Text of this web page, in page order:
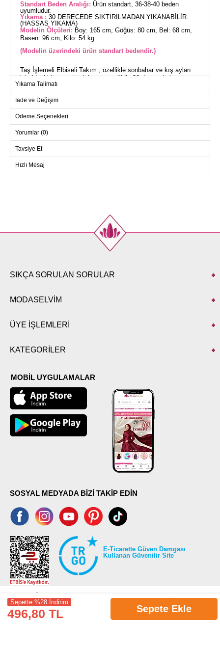
Standart Beden Aralığı: Ürün standart, 36-38-40 beden
uyumludur.
Yıkama : 30 DERECEDE SIKTIRILMADAN YIKANABİLİR.
(HASSAS YIKAMA)
Modelin Ölçüleri: Boy: 165 cm, Göğüs: 80 cm, Bel: 68 cm,
Basen: 96 cm, Kilo: 54 kg.
(Modelin üzerindeki ürün standart bedendir.)
Taş İşlemeli Elbiseli Takım , özellikle sonbahar ve kış ayları
için ideal bir tesettür giyim seçeneğidir. 30 derecede hassas
yıkama ile temizlenebilen bu ürün, triko kumaştan üretilmiştir
ve dayanıklı taş detayları ile süslenmiştir. Yarım hakim yakası
ve astarsız yapısıyla rahat bir kullanım sunar. Standart beden
olarak sunulan bu kombin içerisinde kolsuz bir iç elbise ve bir
tunik bulunmaktadır.
Beden
Göğüs
Boy
Yıkama Talimatı
İade ve Değişim
Ödeme Seçenekleri
Yorumlar (0)
Tavsiye Et
Hızlı Mesaj
Sepette %28 İndirim
496,80 TL Sepete Ekle
SIKÇA SORULAN SORULAR
MODASELVİM
ÜYE İŞLEMLERİ
KATEGORİLER
MOBİL UYGULAMALAR
SOSYAL MEDYADA BİZİ TAKİP EDİN
E-Ticarette Güven Damgası
Kullanan Güvenilir Site
©2026 Tüm modaselvim.com hakları saklıdır.